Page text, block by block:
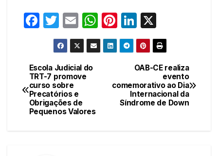
F
e
b
o
o
T
w
itt
er
E
m
ail
W
h
at
Pi
nt
er
st
Li
n
k
e
dI
n
Navegação
de
Post
OAB-CE realiza
evento
comemorativo ao Dia
Internacional da
Síndrome de Down
Escola Judicial do
TRT-7 promove
curso sobre
Precatórios e
Obrigações de
Pequenos Valores